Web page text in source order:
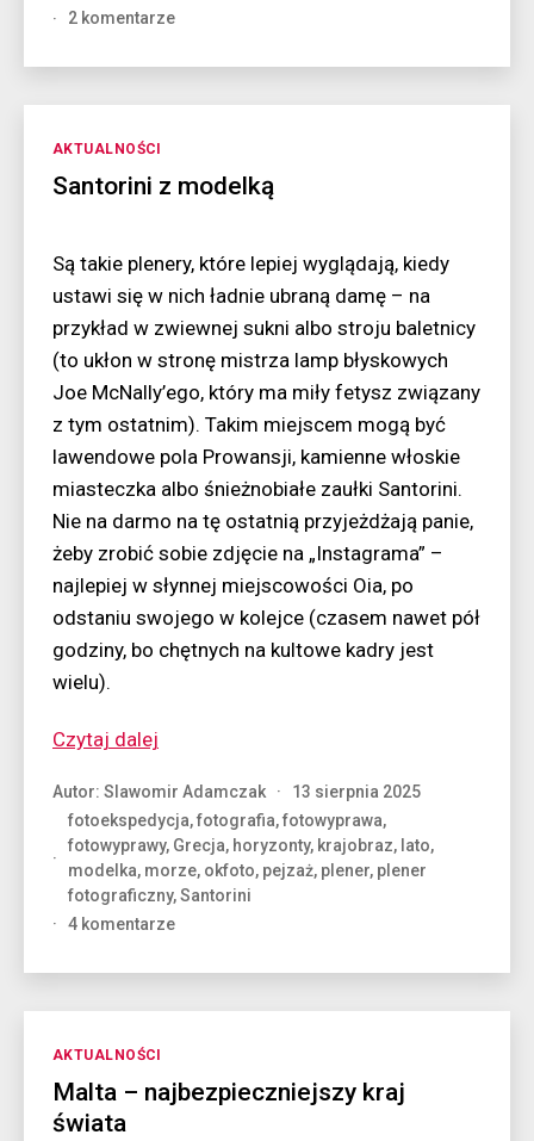
2 komentarzedo
trochę
Kategorie
AKTUALNOŚCI
Santorini z modelką
Są takie plenery, które lepiej wyglądają, kiedy
ustawi się w nich ładnie ubraną damę – na
przykład w zwiewnej sukni albo stroju baletnicy
(to ukłon w stronę mistrza lamp błyskowych
Joe McNally’ego, który ma miły fetysz związany
z tym ostatnim). Takim miejscem mogą być
lawendowe pola Prowansji, kamienne włoskie
miasteczka albo śnieżnobiałe zaułki Santorini.
Nie na darmo na tę ostatnią przyjeżdżają panie,
żeby zrobić sobie zdjęcie na „Instagrama” –
najlepiej w słynnej miejscowości Oia, po
odstaniu swojego w kolejce (czasem nawet pół
godziny, bo chętnych na kultowe kadry jest
wielu).
Czytaj dalej
modelką”
Autor: Slawomir Adamczak
13 sierpnia 2025
fotoekspedycja,fotografia,fotowyprawa,
fotowyprawy, Grecja, horyzonty, krajobraz, lato,
modelka, morze, okfoto, pejzaż, plener, plener
fotograficzny,Santorini
4 komentarzedo
z
Kategorie
AKTUALNOŚCI
Malta – najbezpieczniejszy kraj
świata